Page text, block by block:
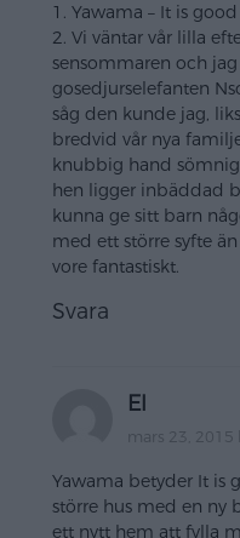
1. Yawama – It is good
2. Vi väntar vår lilla
sensommaren och
gosedjurselefanten
såg den kunde jag,
bredvid vår nya
knubbig hand
hen ligger inbäddad
kunna ge sitt barn
med ett större syfte
vore fantastiskt.
Svara
El
mars 23, 2015
Yawama betyder It is
större hus med en ny
ett nytt hem att fylla